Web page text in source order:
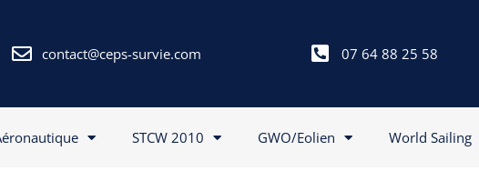
contact@ceps-survie.com 07 64 88 25 58
STCW 2010 GWO/Eolien World Sailing